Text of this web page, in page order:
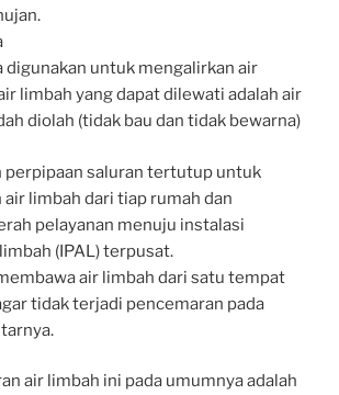
digunakan untuk mengalirkan air
limbah yang dapat dilewati adalah air
diolah (tidak bau dan tidak bewarna)
perpipaan saluran tertutup untuk
limbah dari tiap rumah dan
pelayanan menuju instalasi
(IPAL) terpusat.
air limbah dari satu tempat
tidak terjadi pencemaran pada
air limbah ini pada umumnya adalah